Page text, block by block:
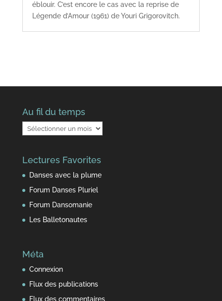
éblouir. C’est encore le cas avec la reprise de
Légende d’Amour (1961) de Youri Grigorovitch.
Au fil du temps
Au
fil
temps
Lectures Favorites
Danses avec la plume
Forum Danses Pluriel
Forum Dansomanie
Les Balletonautes
Méta
Connexion
Flux des publications
Flux des commentaires